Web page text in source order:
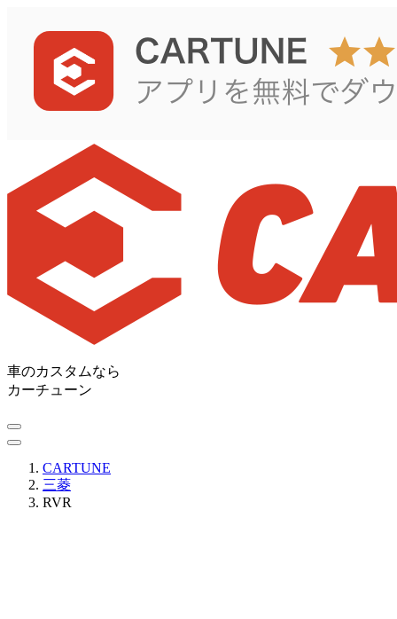
車のカスタムなら
カーチューン
CARTUNE
三菱
RVR